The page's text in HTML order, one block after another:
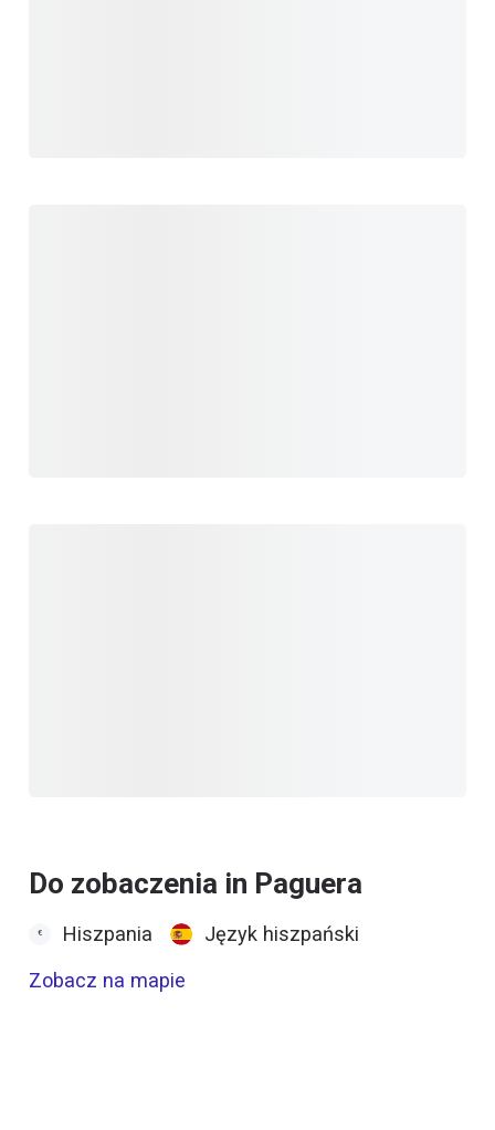
Do zobaczenia in Paguera
Hiszpania
Język hiszpański
Zobacz na mapie